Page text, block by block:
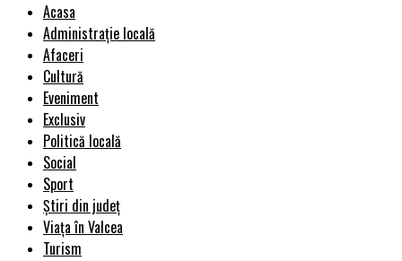
Acasa
Administrație locală
Afaceri
Cultură
Eveniment
Exclusiv
Politică locală
Social
Sport
Știri din județ
Viața în Valcea
Turism